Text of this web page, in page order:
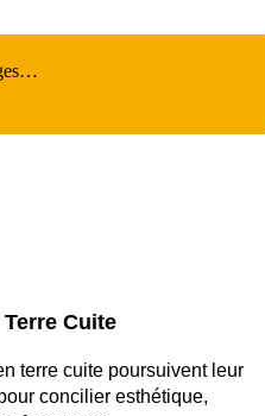
et garages
des accès, durabilité
et intégration…